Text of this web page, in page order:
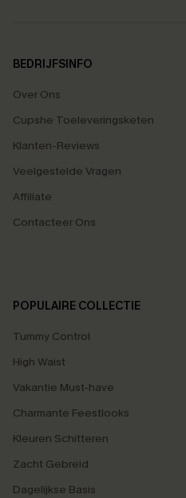
BEDRIJFSINFO
Over Ons
Cupshe Toeleveringsketen
Klanten-Reviews
Veelgestelde Vragen
Affiliate
Contacteer Ons
POPULAIRE COLLECTIE
Tummy Control
High Waist
Vakantie Must-have
Charmante Feestlooks
Kleuren Schitteren
Zacht Gebreid
Dagelijkse Basis